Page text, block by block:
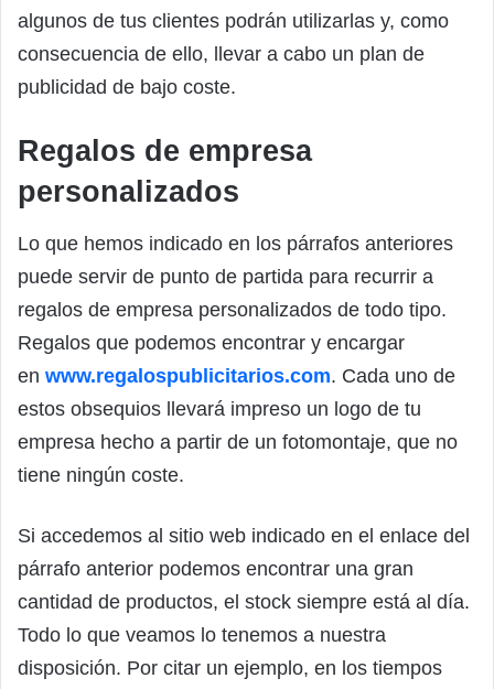
algunos de tus clientes podrán utilizarlas y, como
consecuencia de ello, llevar a cabo un plan de
publicidad de bajo coste.
Regalos de empresa
personalizados
Lo que hemos indicado en los párrafos anteriores
puede servir de punto de partida para recurrir a
regalos de empresa personalizados de todo tipo.
Regalos que podemos encontrar y encargar
en www.regalospublicitarios.com. Cada uno de
estos obsequios llevará impreso un logo de tu
empresa hecho a partir de un fotomontaje, que no
tiene ningún coste.
Si accedemos al sitio web indicado en el enlace del
párrafo anterior podemos encontrar una gran
cantidad de productos, el stock siempre está al día.
Todo lo que veamos lo tenemos a nuestra
disposición. Por citar un ejemplo, en los tiempos